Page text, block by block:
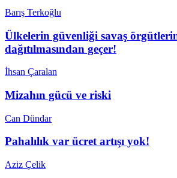
Barış Terkoğlu
Ülkelerin güvenliği savaş
dağıtılmasından geçer!
İhsan Çaralan
Mizahın gücü ve riski
Can Dündar
Pahalılık var ücret artışı yok!
Aziz Çelik